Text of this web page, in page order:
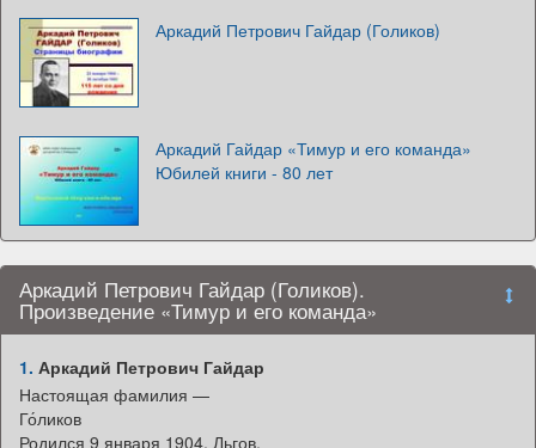
Аркадий Петрович Гайдар (Голиков)
Аркадий Гайдар «Тимур и его команда»
Юбилей книги - 80 лет
Аркадий Петрович Гайдар (Голиков).
Произведение «Тимур и его команда»
1. Аркадий Петрович Гайдар
Настоящая фамилия —
Го́ликов
Родился 9 января 1904, Льгов,